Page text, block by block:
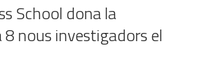
School dona la
nous investigadors el